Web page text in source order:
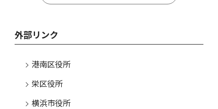
外部リンク
港南区役所
栄区役所
横浜市役所